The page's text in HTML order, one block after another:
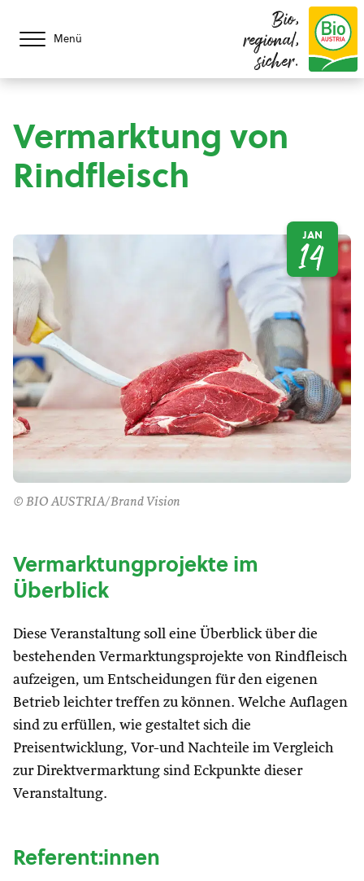
Menü
Bio,
regional,
sicher.
Vermarktung von
Rindfleisch
© BIO AUSTRIA/Brand Vision
JAN
14
Vermarktungprojekte im
Überblick
Diese Veranstaltung soll eine Überblick über die
bestehenden Vermarktungsprojekte von Rindfleisch
aufzeigen, um Entscheidungen für den eigenen
Betrieb leichter treffen zu können. Welche Auflagen
sind zu erfüllen, wie gestaltet sich die
Preisentwicklung, Vor-und Nachteile im Vergleich
zur Direktvermarktung sind Eckpunkte dieser
Veranstaltung.
Referent:innen